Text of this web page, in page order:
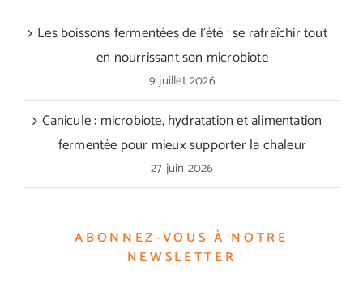
Les boissons fermentées de l’été : se rafraîchir tout
en nourrissant son microbiote
9 juillet 2026
Canicule : microbiote, hydratation et alimentation
fermentée pour mieux supporter la chaleur
27 juin 2026
ABONNEZ-VOUS À NOTRE
NEWSLETTER